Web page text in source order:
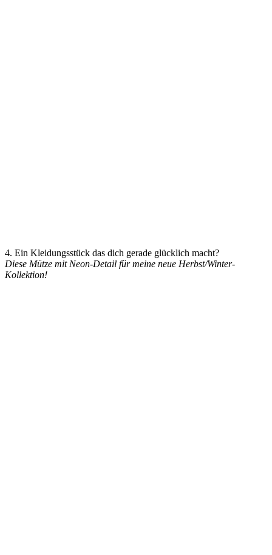
4. Ein Kleidungsstück das dich gerade glücklich macht?
Diese Mütze mit Neon-Detail für meine neue Herbst/Winter-
Kollektion!